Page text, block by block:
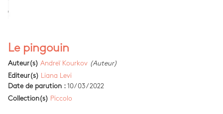
Le pingouin
Auteur(s) Andreï Kourkov (Auteur)
Editeur(s)
Liana Levi
Date de parution : 10/03/2022
Collection(s) Piccolo